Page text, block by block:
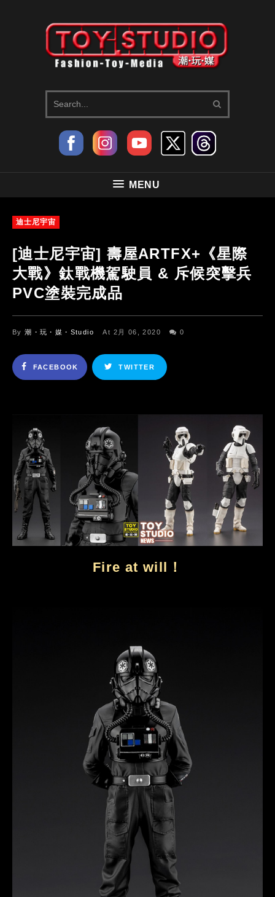
MENU
迪士尼宇宙
[迪士尼宇宙] 壽屋ARTFX+《星際
大戰》鈦戰機駕駛員 & 斥候突擊兵
PVC塗裝完成品
By潮・玩・媒・Studio At 2月 06, 2020 0
FACEBOOK TWITTER
Fire at will！